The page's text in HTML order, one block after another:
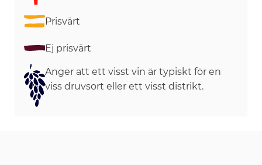
Prisvärt
Ej prisvärt
Anger att ett visst vin är typiskt för en
viss druvsort eller ett visst distrikt.